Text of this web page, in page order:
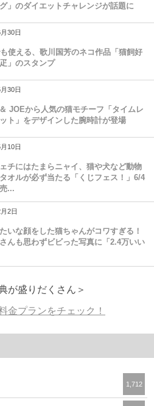
グ」のダイエットチャレンジが話題に
30日
使える、歌川国芳のネコ作品「猫飼好
」のスタンプ
30日
JOEから人気の猫モチーフ「タイムレ
ト」をデザインした腕時計が登場
10日
チにはたまらニャイ、猫や犬など動物
オルが必ず当たる「くじフェス！」6/4
...
2日
いな顔をした猫ちゃんがコワすぎる！
んも思わずビビった写真に「2.4万いい
が盛りだくさん＞
金プランをチェック！
1,712